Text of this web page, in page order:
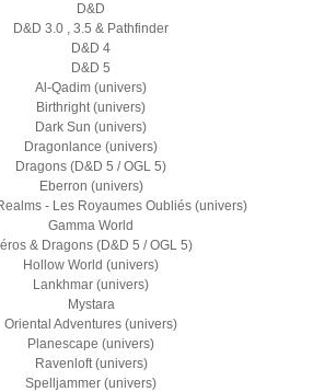
D&D
D&D 3.0 , 3.5 & Pathfinder
D&D 4
D&D 5
Al-Qadim (univers)
Birthright (univers)
Dark Sun (univers)
Dragonlance (univers)
Dragons (D&D 5 / OGL 5)
Eberron (univers)
- Les Royaumes Oubliés (univers)
Gamma World
& Dragons (D&D 5 / OGL 5)
Hollow World (univers)
Lankhmar (univers)
Mystara
Oriental Adventures (univers)
Planescape (univers)
Ravenloft (univers)
Spelljammer (univers)